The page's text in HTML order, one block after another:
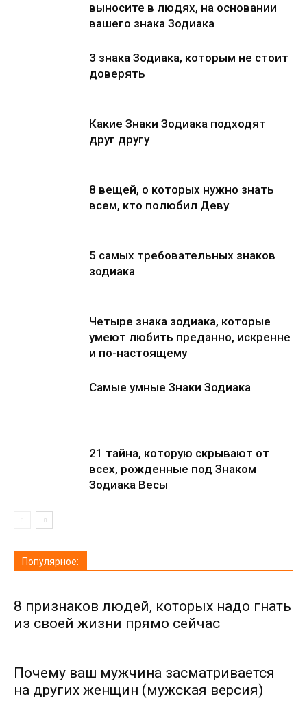
выносите в людях, на основании
вашего знака Зодиака
3 знака Зодиака, которым не стоит
доверять
Какие Знаки Зодиака подходят
друг другу
8 вещей, о которых нужно знать
всем, кто полюбил Деву
5 самых требовательных знаков
зодиака
Четыре знака зодиака, которые
умеют любить преданно, искренне
и по-настоящему
Самые умные Знаки Зодиака
21 тайна, которую скрывают от
всех, рожденные под Знаком
Зодиака Весы
Популярное:
8 признаков людей, которых надо гнать
из своей жизни прямо сейчас
Почему ваш мужчина засматривается
на других женщин (мужская версия)